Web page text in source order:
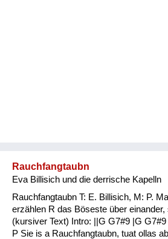
Rauchfangtaubn
Eva Billisich und die derrische Kapelln
Rauchfangtaubn T: E. Billisich, M: P.
erzählen R das Böseste über einander,
(kursiver Text) Intro: ||G G7#9 |G G7#9
P Sie is a Rauchfangtaubn, tuat ollas